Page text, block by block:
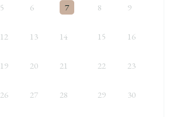
5 6 7 8 9
12 13 14 15 16
19 20 21 22 23
26 27 28 29 30